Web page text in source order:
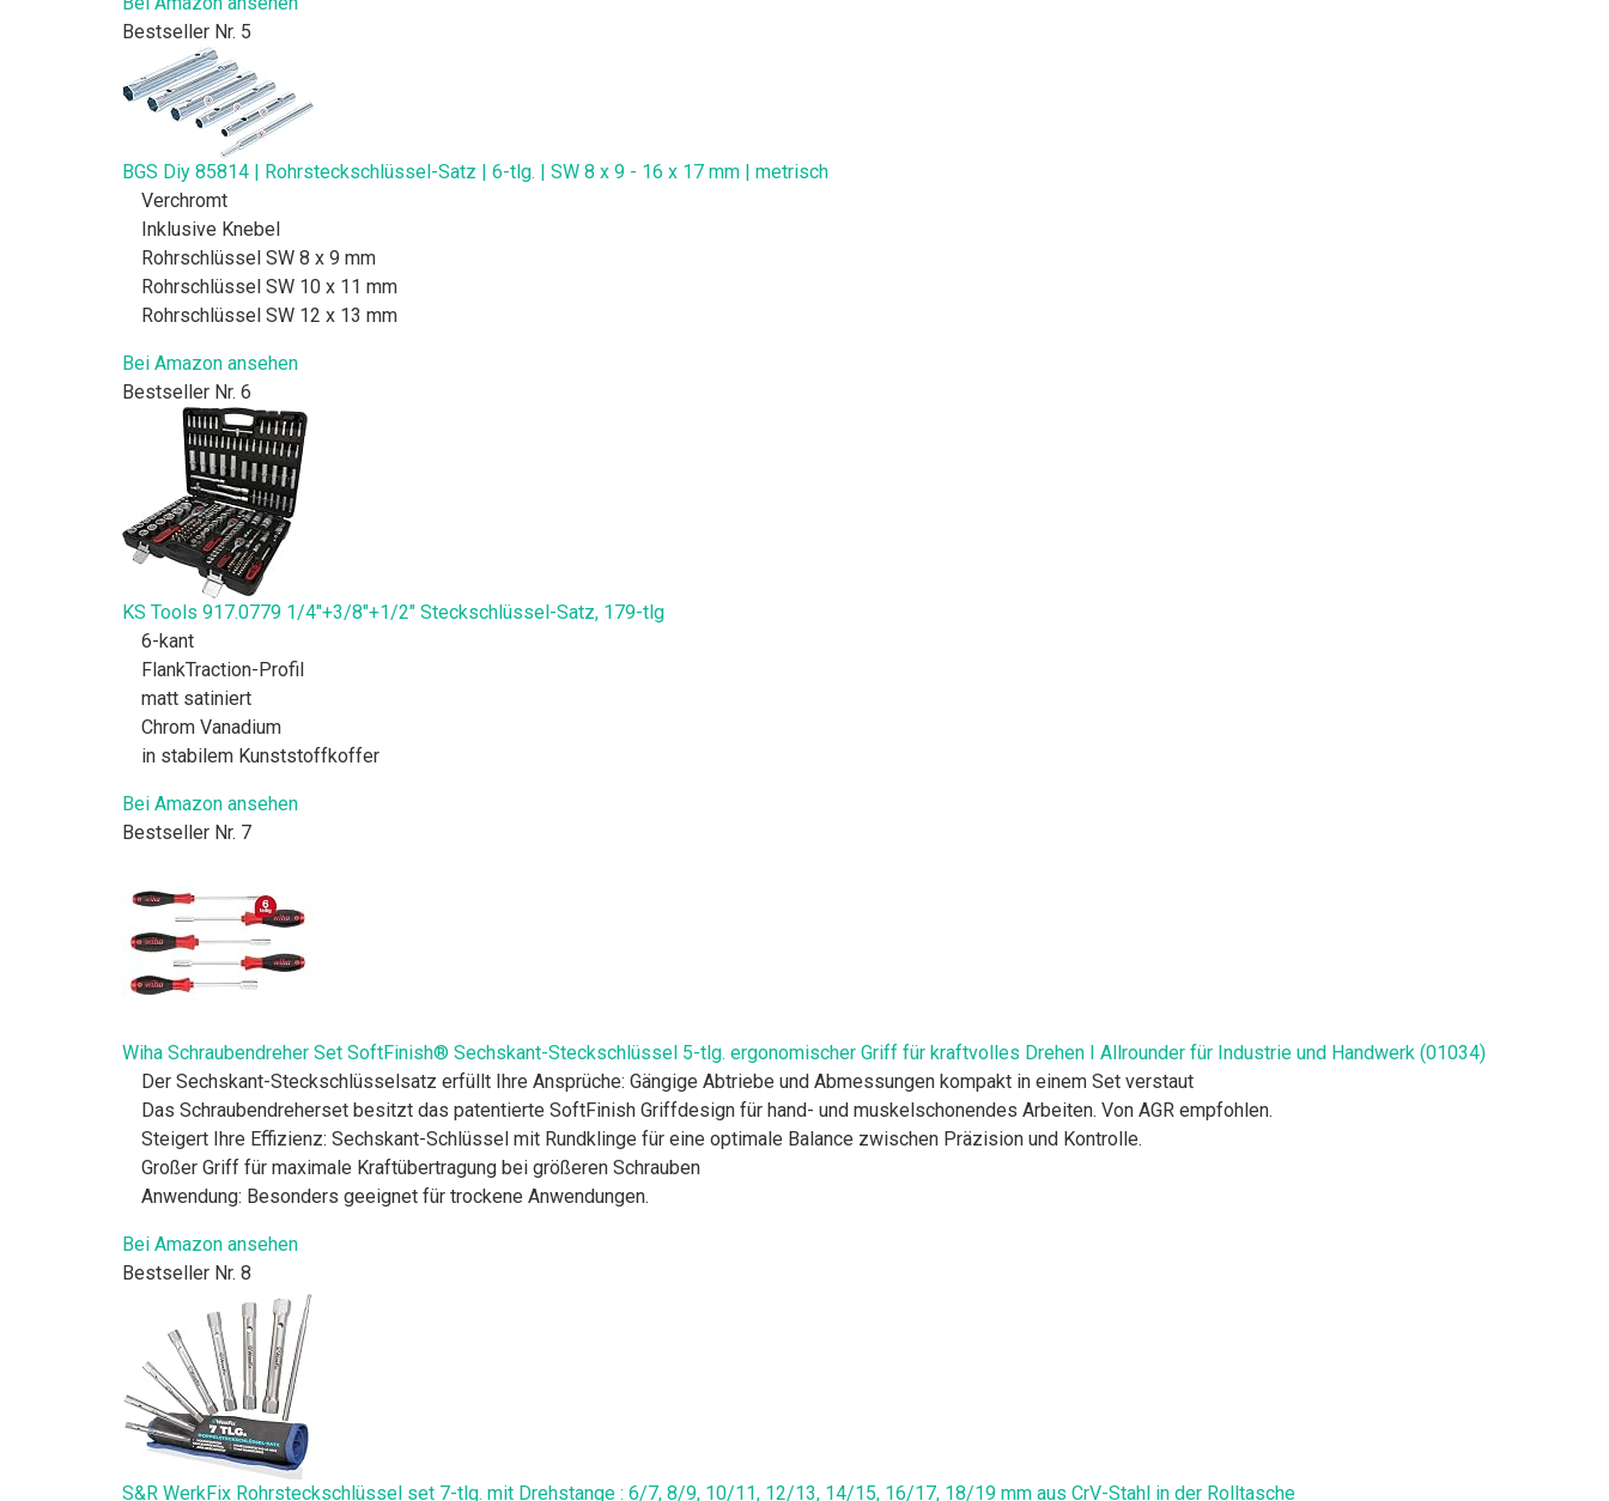
Bestseller Nr. 5
BGS Diy 85814 | Rohrsteckschlüssel-Satz | 6-tlg. | SW 8 x 9 - 16 x 17 mm | metrisch
Verchromt
Inklusive Knebel
Rohrschlüssel SW 8 x 9 mm
Rohrschlüssel SW 10 x 11 mm
Rohrschlüssel SW 12 x 13 mm
Bei Amazon ansehen
Bestseller Nr. 6
KS Tools 917.0779 1/4"+3/8"+1/2" Steckschlüssel-Satz, 179-tlg
6-kant
FlankTraction-Profil
matt satiniert
Chrom Vanadium
in stabilem Kunststoffkoffer
Bei Amazon ansehen
Bestseller Nr. 7
Wiha Schraubendreher Set SoftFinish® Sechskant-Steckschlüssel 5-tlg. ergonomischer Griff für kraftvolles Drehen I Allrounder für Industrie und Handwerk (01034)
Der Sechskant-Steckschlüsselsatz erfüllt Ihre Ansprüche: Gängige Abtriebe und Abmessungen kompakt in einem Set verstaut
Das Schraubendreherset besitzt das patentierte SoftFinish Griffdesign für hand- und muskelschonendes Arbeiten. Von AGR empfohlen.
Steigert Ihre Effizienz: Sechskant-Schlüssel mit Rundklinge für eine optimale Balance zwischen Präzision und Kontrolle.
Großer Griff für maximale Kraftübertragung bei größeren Schrauben
Anwendung: Besonders geeignet für trockene Anwendungen.
Bei Amazon ansehen
Bestseller Nr. 8
S&R WerkFix Rohrsteckschlüssel set 7-tlg. mit Drehstange : 6/7, 8/9, 10/11, 12/13, 14/15, 16/17, 18/19 mm aus CrV-Stahl in der Rolltasche